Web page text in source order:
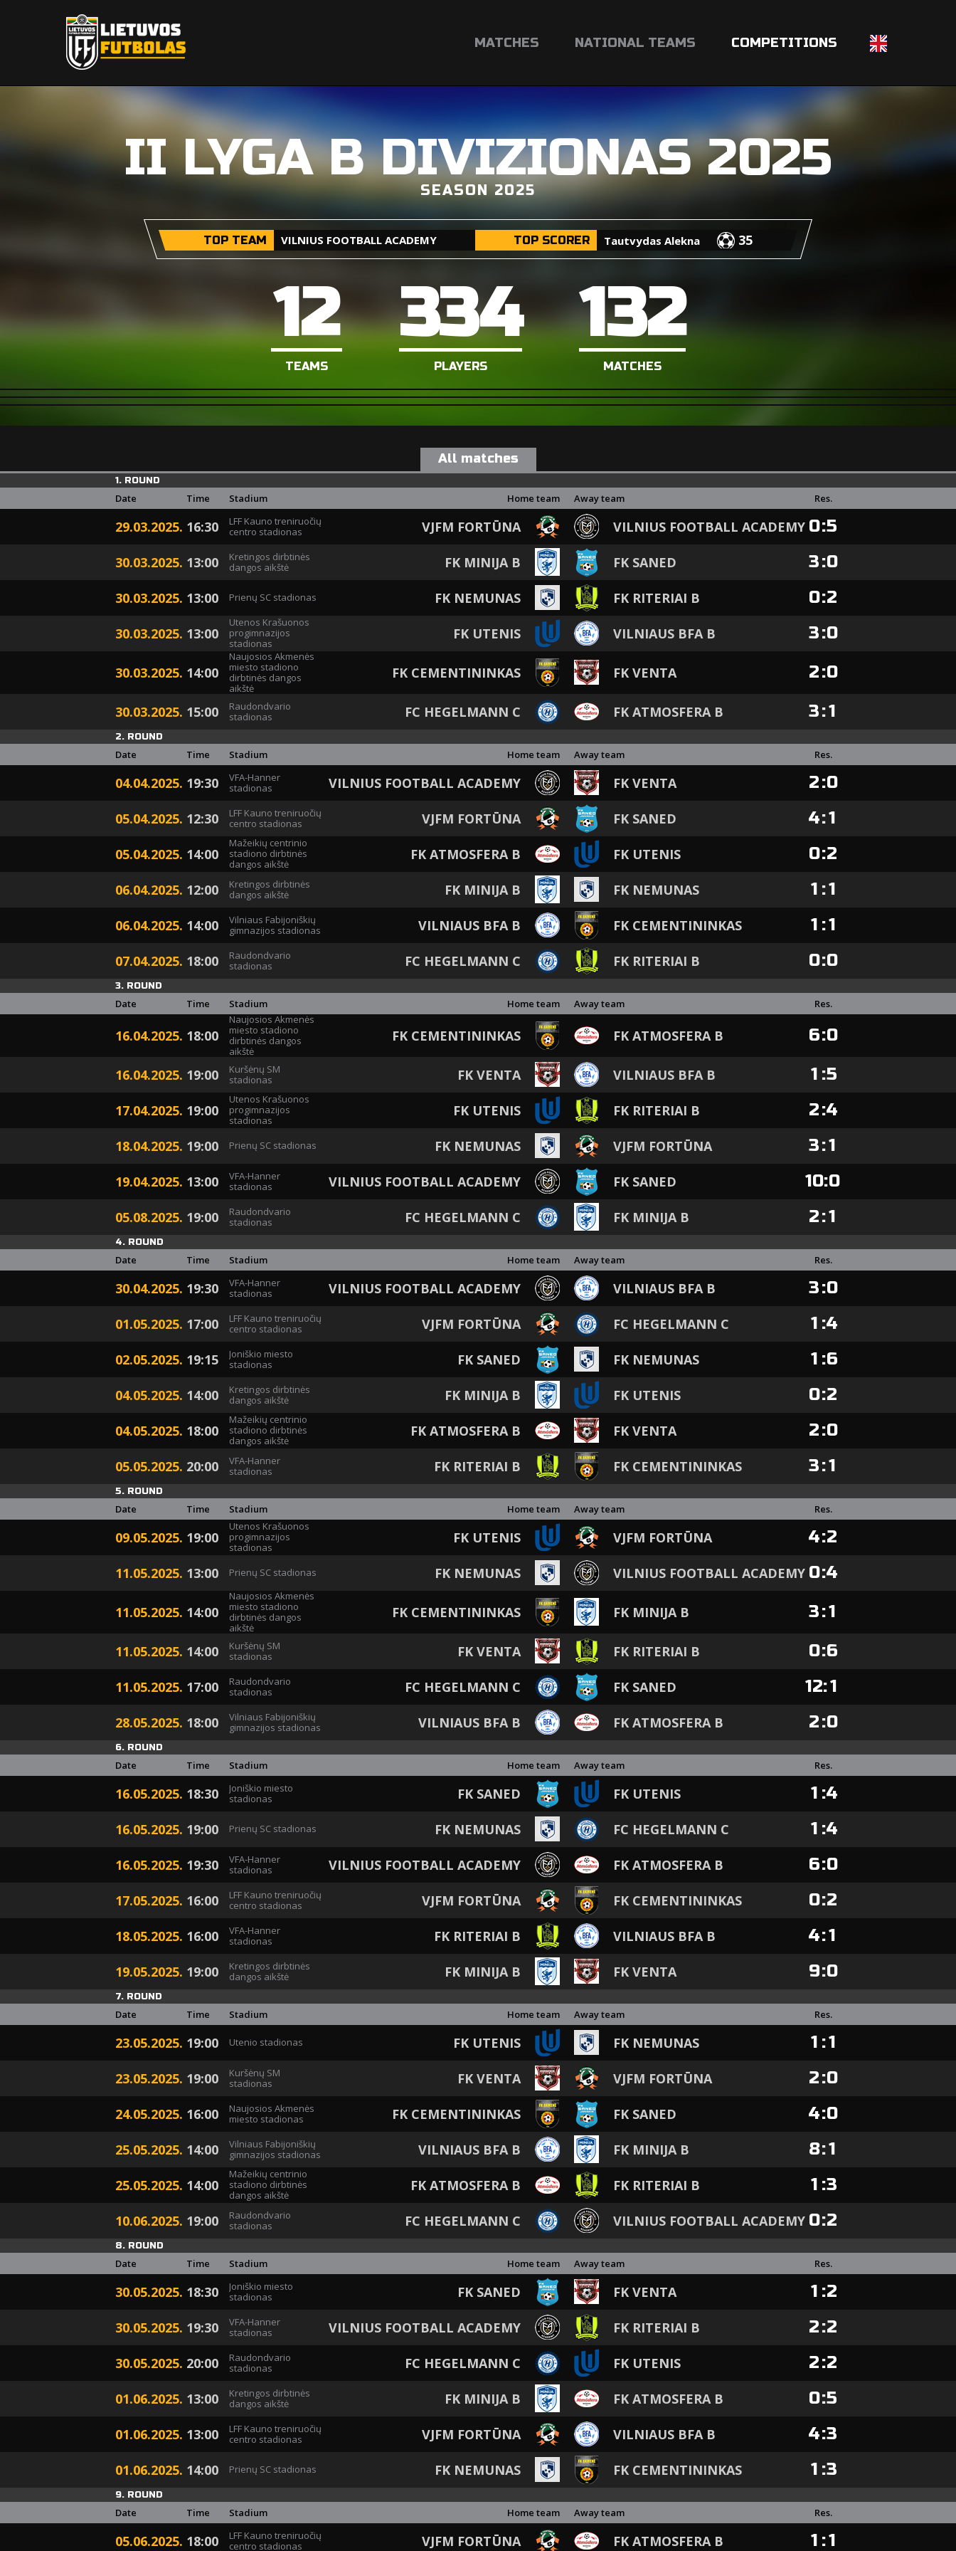
MATCHES NATIONAL TEAMS COMPETITIONS
II LYGA B DIVIZIONAS 2025
SEASON 2025
TOP TEAM VILNIUS FOOTBALL ACADEMY TOP SCORER Tautvydas Alekna 35
12
TEAMS
334
PLAYERS
132
MATCHES
All matches
1. ROUND
Date Time Stadium Home team Away team Res.
29.03.2025. 16:30
LFF Kauno treniruočių
centro stadionas
VJFM FORTŪNA VILNIUS FOOTBALL ACADEMY 0:5
30.03.2025. 13:00
Kretingos dirbtinės
dangos aikštė
FK MINIJA B FK SANED 3:0
30.03.2025. 13:00 Prienų SC stadionas FK NEMUNAS FK RITERIAI B 0:2
30.03.2025. 13:00
Utenos Krašuonos
progimnazijos
stadionas
FK UTENIS VILNIAUS BFA B 3:0
30.03.2025. 14:00
Naujosios Akmenės
miesto stadiono
dirbtinės dangos
aikštė
FK CEMENTININKAS FK VENTA 2:0
30.03.2025. 15:00
Raudondvario
stadionas
FC HEGELMANN C FK ATMOSFERA B 3:1
2. ROUND
Date Time Stadium Home team Away team Res.
04.04.2025. 19:30
VFA-Hanner
stadionas
VILNIUS FOOTBALL ACADEMY FK VENTA 2:0
05.04.2025. 12:30
LFF Kauno treniruočių
centro stadionas
VJFM FORTŪNA FK SANED 4:1
05.04.2025. 14:00
Mažeikių centrinio
stadiono dirbtinės
dangos aikštė
FK ATMOSFERA B FK UTENIS 0:2
06.04.2025. 12:00
Kretingos dirbtinės
dangos aikštė
FK MINIJA B FK NEMUNAS 1 :1
06.04.2025. 14:00
Vilniaus Fabijoniškių
gimnazijos stadionas
VILNIAUS BFA B FK CEMENTININKAS 1 :1
07.04.2025. 18:00
Raudondvario
stadionas
FC HEGELMANN C FK RITERIAI B 0:0
3. ROUND
Date Time Stadium Home team Away team Res.
16.04.2025. 18:00
Naujosios Akmenės
miesto stadiono
dirbtinės dangos
aikštė
FK CEMENTININKAS FK ATMOSFERA B 6:0
16.04.2025. 19:00
Kuršėnų SM
stadionas
FK VENTA VILNIAUS BFA B 1 :5
17.04.2025. 19:00
Utenos Krašuonos
progimnazijos
stadionas
FK UTENIS FK RITERIAI B 2:4
18.04.2025. 19:00 Prienų SC stadionas FK NEMUNAS VJFM FORTŪNA 3:1
19.04.2025. 13:00
VFA-Hanner
stadionas
VILNIUS FOOTBALL ACADEMY FK SANED 10:0
05.08.2025. 19:00
Raudondvario
stadionas
FC HEGELMANN C FK MINIJA B 2:1
4. ROUND
Date Time Stadium Home team Away team Res.
30.04.2025. 19:30
VFA-Hanner
stadionas
VILNIUS FOOTBALL ACADEMY VILNIAUS BFA B 3:0
01.05.2025. 17:00
LFF Kauno treniruočių
centro stadionas
VJFM FORTŪNA FC HEGELMANN C 1 :4
02.05.2025. 19:15
Joniškio miesto
stadionas
FK SANED FK NEMUNAS 1 :6
04.05.2025. 14:00
Kretingos dirbtinės
dangos aikštė
FK MINIJA B FK UTENIS 0:2
04.05.2025. 18:00
Mažeikių centrinio
stadiono dirbtinės
dangos aikštė
FK ATMOSFERA B FK VENTA 2:0
05.05.2025. 20:00
VFA-Hanner
stadionas
FK RITERIAI B FK CEMENTININKAS 3:1
5. ROUND
Date Time Stadium Home team Away team Res.
09.05.2025. 19:00
Utenos Krašuonos
progimnazijos
stadionas
FK UTENIS VJFM FORTŪNA 4:2
11.05.2025. 13:00 Prienų SC stadionas FK NEMUNAS VILNIUS FOOTBALL ACADEMY 0:4
11.05.2025. 14:00
Naujosios Akmenės
miesto stadiono
dirbtinės dangos
aikštė
FK CEMENTININKAS FK MINIJA B 3:1
11.05.2025. 14:00
Kuršėnų SM
stadionas
FK VENTA FK RITERIAI B 0:6
11.05.2025. 17:00
Raudondvario
stadionas
FC HEGELMANN C FK SANED 12:1
28.05.2025. 18:00
Vilniaus Fabijoniškių
gimnazijos stadionas
VILNIAUS BFA B FK ATMOSFERA B 2:0
6. ROUND
Date Time Stadium Home team Away team Res.
16.05.2025. 18:30
Joniškio miesto
stadionas
FK SANED FK UTENIS 1 :4
16.05.2025. 19:00 Prienų SC stadionas FK NEMUNAS FC HEGELMANN C 1 :4
16.05.2025. 19:30
VFA-Hanner
stadionas
VILNIUS FOOTBALL ACADEMY FK ATMOSFERA B 6:0
17.05.2025. 16:00
LFF Kauno treniruočių
centro stadionas
VJFM FORTŪNA FK CEMENTININKAS 0:2
18.05.2025. 16:00
VFA-Hanner
stadionas
FK RITERIAI B VILNIAUS BFA B 4:1
19.05.2025. 19:00
Kretingos dirbtinės
dangos aikštė
FK MINIJA B FK VENTA 9:0
7. ROUND
Date Time Stadium Home team Away team Res.
23.05.2025. 19:00 Utenio stadionas FK UTENIS FK NEMUNAS 1 :1
23.05.2025. 19:00
Kuršėnų SM
stadionas
FK VENTA VJFM FORTŪNA 2:0
24.05.2025. 16:00
Naujosios Akmenės
miesto stadionas
FK CEMENTININKAS FK SANED 4:0
25.05.2025. 14:00
Vilniaus Fabijoniškių
gimnazijos stadionas
VILNIAUS BFA B FK MINIJA B 8:1
25.05.2025. 14:00
Mažeikių centrinio
stadiono dirbtinės
dangos aikštė
FK ATMOSFERA B FK RITERIAI B 1 :3
10.06.2025. 19:00
Raudondvario
stadionas
FC HEGELMANN C VILNIUS FOOTBALL ACADEMY 0:2
8. ROUND
Date Time Stadium Home team Away team Res.
30.05.2025. 18:30
Joniškio miesto
stadionas
FK SANED FK VENTA 1 :2
30.05.2025. 19:30
VFA-Hanner
stadionas
VILNIUS FOOTBALL ACADEMY FK RITERIAI B 2:2
30.05.2025. 20:00
Raudondvario
stadionas
FC HEGELMANN C FK UTENIS 2:2
01.06.2025. 13:00
Kretingos dirbtinės
dangos aikštė
FK MINIJA B FK ATMOSFERA B 0:5
01.06.2025. 13:00
LFF Kauno treniruočių
centro stadionas
VJFM FORTŪNA VILNIAUS BFA B 4:3
01.06.2025. 14:00 Prienų SC stadionas FK NEMUNAS FK CEMENTININKAS 1 :3
9. ROUND
Date Time Stadium Home team Away team Res.
05.06.2025. 18:00
LFF Kauno treniruočių
centro stadionas
VJFM FORTŪNA FK ATMOSFERA B 1 :1